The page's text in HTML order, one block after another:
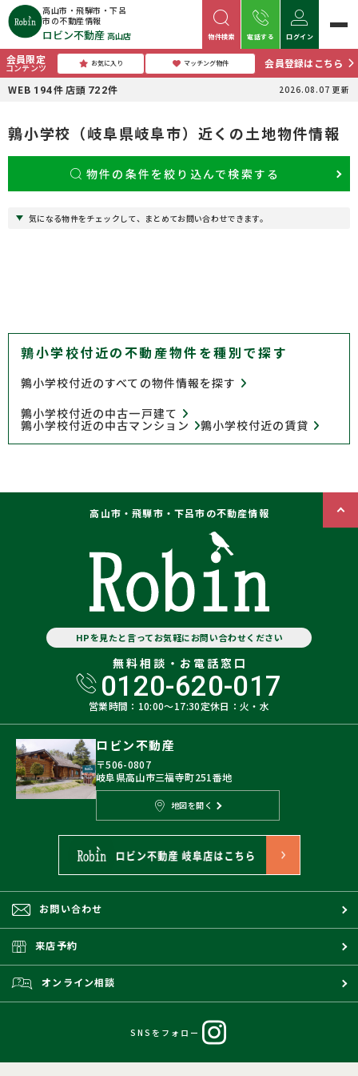
高山市・飛騨市・下呂
市の不動産情報
ロビン不動産 高山店 物件検索 電話する ログイン
会員限定
コンテンツ お気に入り マッチング物件
会員登録はこちら
WEB 194件 店頭 722件 2026.08.07 更新
鶉小学校（岐阜県岐阜市）近くの土地物件情報
物件の条件を絞り込んで検索する
気になる物件をチェックして、まとめてお問い合わせできます。
鶉小学校付近の不動産物件を種別で探す
鶉小学校付近のすべての物件情報を探す
鶉小学校付近の中古一戸建て
鶉小学校付近の中古マンション 鶉小学校付近の賃貸
高山市・飛騨市・下呂市の不動産情報
HPを見たと言ってお気軽にお問い合わせください
無料相談・お電話窓口
0120-620-017
営業時間：10:00〜17:30定休日：火・水
ロビン不動産
〒506-0807
岐阜県高山市三福寺町251番地
地図を開く
お問い合わせ
来店予約
オンライン相談
SNSをフォロー